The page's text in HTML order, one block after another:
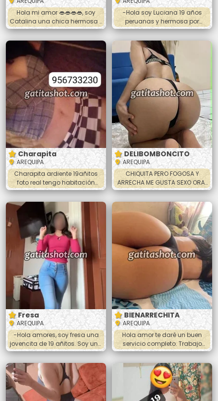
Hola mi amor 👄👄👄👄, soy
Catalina una chica hermosa y
cariñosa. 🍑🍆💦🥵 jovencita,
blanquilla y universitaria.
Tengo 23 añitos y mido 1.65 😉
😊 Atiendo las 24 horas
Masajes y anal 🔥😚😚👄😚😚🔥
⭐️50 soles la sesión⭐️ Si quieres
conocerme llamame papi. ❤️❤️
🔥🔥🔥❤️❤️
-Hola soy Luciana 19 años
peruanas y hermosa por
dónde me veas, estoy seguro
que te agradare mucho en
nuestro encuentro. Mis servicios
de intimidad con un rico oral
profundo, y toda las poses
menos 69, desnudo completo,
hora completa, trato se pareja.
*Salida a hoteles* llevar
preservativos y avisar con
anticipación.
Charapita
AREQUIPA
Charapita ardiente 19añitos
foto real tengo habitación
privada 24horas
DELIBOMBONCITO
AREQUIPA
CHIQUITA PERO FOGOSA Y
ARRECHA ME GUSTA SEXO ORAL
MUTUO Hola mi amor ando
súper caliente con ganas de
hacer el amor estoy disponible
en Arequipa . Soy linda
jovencita de piel suave tengo 21
añitos CULONCITA 🍑🤤Amor te
espero para que me goses
completamente doy besos
apasionados me dejo
acariciar todo el cuerpo me
puedes hacer la sopita
Fresa
AREQUIPA
-Hola amores, soy fresa una
jovencita de 19 añitos. Soy una
peruana hermosa y muy
complaciente. ❤️😘🔥🔥😉❤️
BIENARRECHITA
AREQUIPA
Hola amor te daré un buen
servicio completo. Trabajo
para ayudar a mi familia y por
que me gusta cachar. Soy
muy traviesa 😈 me gusta
chupar hasta sacarte la toda
la leche, hacer 69, doy los
todos los platos vaginal y anal